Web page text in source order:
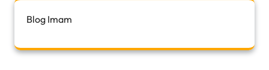
Blog Imam